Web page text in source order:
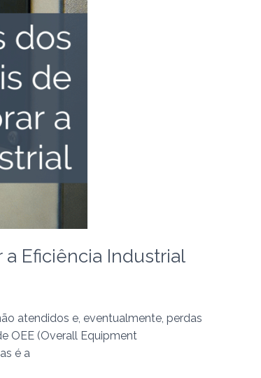
Eficiência Industrial
atendidos e, eventualmente, perdas
OEE (Overall Equipment
é a